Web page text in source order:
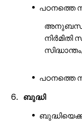
പഠനത്തെ
നിർമിതി
സിദ്ധാന്തം,
പഠനത്തെ
ബുദ്ധി